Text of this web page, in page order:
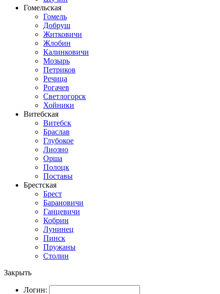
Гомельская
Гомель
Добруш
Житковичи
Жлобин
Калинковичи
Мозырь
Петриков
Речица
Рогачев
Светлогорск
Хойники
Витебская
Витебск
Браслав
Глубокое
Лиозно
Орша
Полоцк
Поставы
Брестская
Брест
Барановичи
Ганцевичи
Кобрин
Лунинец
Пинск
Пружаны
Столин
Закрыть
Логин: